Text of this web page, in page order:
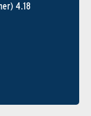
4.18